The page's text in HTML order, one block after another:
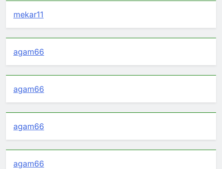
mekar11
agam66
agam66
agam66
agam66